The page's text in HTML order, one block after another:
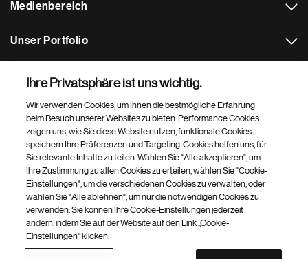
Medienbereich
Unser Portfolio
Weitere Novartis Websites
Footer Site Search
Footer
Bottom
© 2026 Novartis Pharma GmbH
Datenschutzerklärung
Barrierefreiheit Site Map
Ihre Privatsphäre ist uns wichtig.
Wir verwenden Cookies, um Ihnen die bestmögliche Erfahrung
beim Besuch unserer Websites zu bieten: Performance Cookies
zeigen uns, wie Sie diese Website nutzen, funktionale Cookies
speichern Ihre Präferenzen und Targeting-Cookies helfen uns, für
Sie relevante Inhalte zu teilen. Wählen Sie "Alle akzeptieren", um
Ihre Zustimmung zu allen Cookies zu erteilen, wählen Sie "Cookie-
Einstellungen", um die verschiedenen Cookies zu verwalten, oder
wählen Sie "Alle ablehnen", um nur die notwendigen Cookies zu
verwenden. Sie können Ihre Cookie-Einstellungen jederzeit
ändern, indem Sie auf der Website auf den Link „Cookie-
Einstellungen“ klicken.